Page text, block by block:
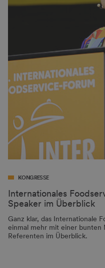
KONGRESSE
Internationales
Speaker im Überblick
Ganz klar, das Internationale
einmal mehr mit einer bunten
Referenten im Überblick.